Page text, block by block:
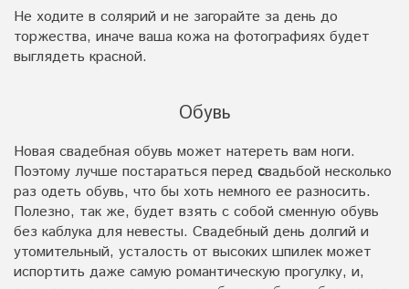
Не ходите в солярий и не загорайте за день до
торжества, иначе ваша кожа на фотографиях будет
выглядеть красной.
Обувь
Новая свадебная обувь может натереть вам ноги.
Поэтому лучше постараться перед свадьбой несколько
раз одеть обувь, что бы хоть немного ее разносить.
Полезно, так же, будет взять с собой сменную обувь
без каблука для невесты. Свадебный день долгий и
утомительный, усталость от высоких шпилек может
испортить даже самую романтическую прогулку, и,